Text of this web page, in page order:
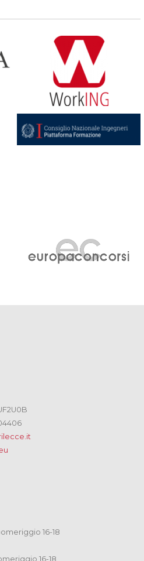
16-18
16-18